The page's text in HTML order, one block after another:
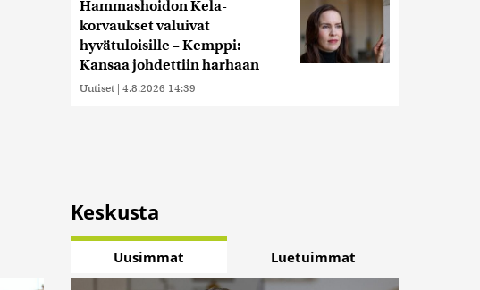
Hammashoidon Kela-
korvaukset valuivat
hyvätuloisille – Kemppi:
Kansaa johdettiin harhaan
Uutiset | 4.8.2026 14:39
Keskusta
Uusimmat Luetuimmat